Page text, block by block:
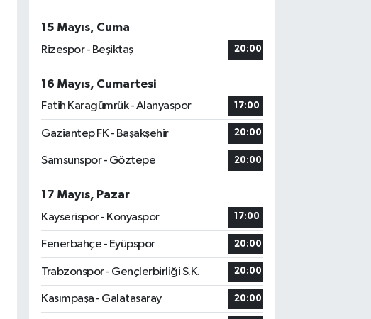
15 Mayıs, Cuma
Rizespor - Beşiktaş
20:00
16 Mayıs, Cumartesi
Fatih Karagümrük - Alanyaspor
17:00
Gaziantep FK - Başakşehir 20:00
Samsunspor - Göztepe 20:00
17 Mayıs, Pazar
Kayserispor - Konyaspor
17:00
Fenerbahçe - Eyüpspor 20:00
Trabzonspor - Gençlerbirliği S.K. 20:00
Kasımpaşa - Galatasaray 20:00